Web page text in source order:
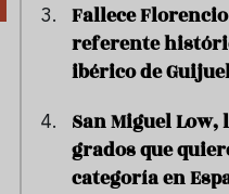
Fallece
referente
ibérico de
San Miguel Low,
grados que
categoría en